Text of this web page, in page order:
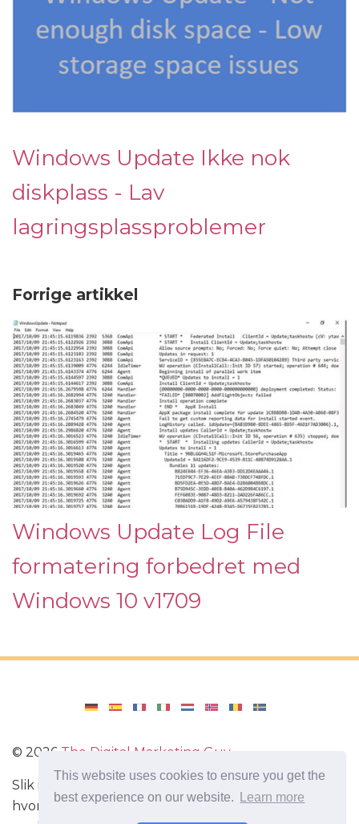
This website uses cookies to ensure you get the
best experience on our website.
Learn more
Windows Update Ikke nok
diskplass - Lav
lagringsplassproblemer
Forrige artikkel
Windows Update Log File
formatering forbedret med
Windows 10 v1709
© 2026 The Digital Marketing Guy
Slik installerer du Windows på datamaskinen din,
hvordan du konfigurerer Windows. Anmeldelser av